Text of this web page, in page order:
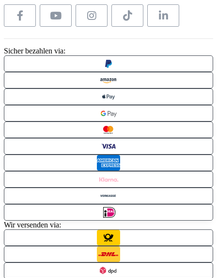
Sicher bezahlen via:
Wir versenden via: